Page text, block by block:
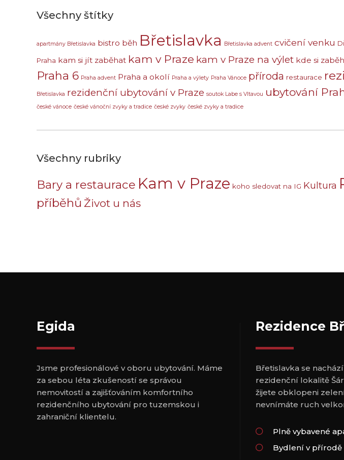
Všechny štítky
apartmány Břetislavka bistro běh Břetislavka Břetislavka advent cvičení venku
Praha kam si jít zaběhat kam v Praze kam v Praze na výlet kde si
Praha 6 Praha advent Praha a okolí Praha a výlety Praha Vánoce příroda restaurace
Břetislavka rezidenční ubytování v Praze soutok Labe s Vltavou ubytování
české vánoce české vánoční zvyky a tradice české zvyky české zvyky a tradice
Všechny rubriky
Bary a restaurace Kam v Praze koho sledovat na IG Kultura
příběhů Život u nás
Egida
Jsme profesionálové v oboru ubytování. Máme
za sebou léta zkušeností se správou
nemovitostí a zajišťováním komfortního
rezidenčního ubytování pro tuzemskou i
zahraniční klientelu.
Rezidence
Břetislavka se
rezidenční lokalitě
žijete obklopeni
nevnímáte ruch
Plně vybavené
Bydlení v přírodě